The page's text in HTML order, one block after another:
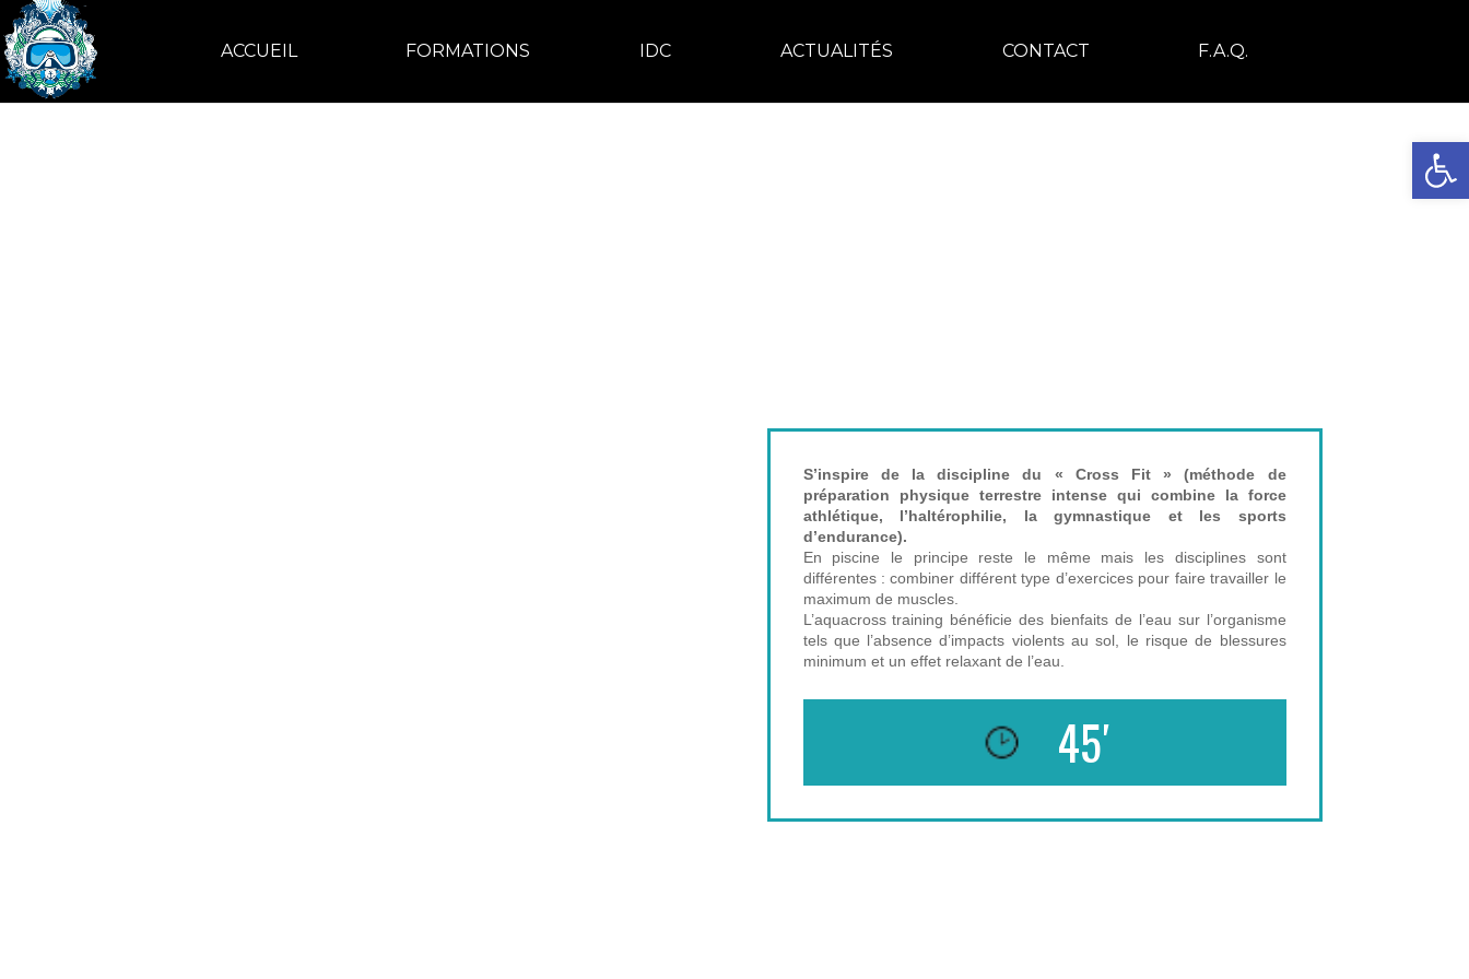
Ouvrir
ACCUEIL FORMATIONS IDC ACTUALITÉS CONTACT F.A.Q.
S’inspire de la discipline du « Cross Fit » (méthode de
préparation physique terrestre intense qui combine la force
athlétique, l’haltérophilie, la gymnastique et les sports
d’endurance).
En piscine le principe reste le même mais les disciplines sont
différentes : combiner différent type d’exercices pour faire travailler le
maximum de muscles.
L’aquacross training bénéficie des bienfaits de l’eau sur l’organisme
tels que l’absence d’impacts violents au sol, le risque de blessures
minimum et un effet relaxant de l’eau.
45′